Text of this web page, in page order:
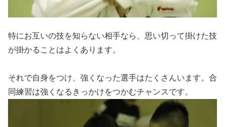
特にお互いの技を知らない相手なら、思い切って掛けた技
が掛かることはよくあります。
それで自身をつけ、強くなった選手はたくさんいます。合
同練習は強くなるきっかけをつかむチャンスです。